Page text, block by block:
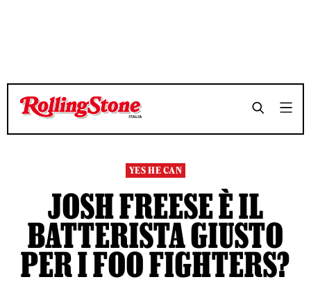
TEMPO DI LETTURA 6 MINUTI SHARE
TEMPO DI LETTURA 6 MINUTI SHARE
YES HE CAN
JOSH FREESE È IL
BATTERISTA GIUSTO
PER I FOO FIGHTERS?